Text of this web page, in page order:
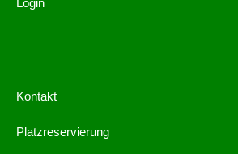
Login
Kontakt
Platzreservierung